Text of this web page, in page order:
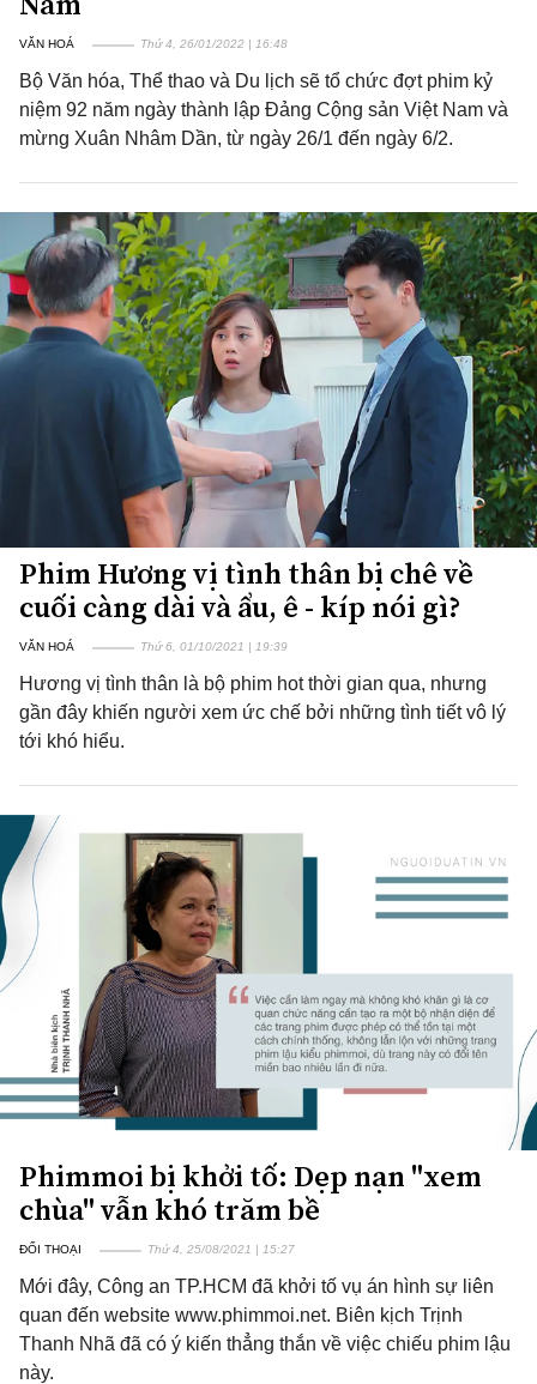
VĂN HOÁ Thứ 4, 26/01/2022 | 16:48
Bộ Văn hóa, Thể thao và Du lịch sẽ tổ chức đợt phim kỷ
niệm 92 năm ngày thành lập Đảng Cộng sản Việt Nam và
mừng Xuân Nhâm Dần, từ ngày 26/1 đến ngày 6/2.
Phim Hương vị tình thân bị chê về
cuối càng dài và ẩu, ê - kíp nói gì?
VĂN HOÁ Thứ 6, 01/10/2021 | 19:39
Hương vị tình thân là bộ phim hot thời gian qua, nhưng
gần đây khiến người xem ức chế bởi những tình tiết vô lý
tới khó hiểu.
Phimmoi bị khởi tố: Dẹp nạn "xem
chùa" vẫn khó trăm bề
ĐỐI THOẠI Thứ 4, 25/08/2021 | 15:27
Mới đây, Công an TP.HCM đã khởi tố vụ án hình sự liên
quan đến website www.phimmoi.net. Biên kịch Trịnh
Thanh Nhã đã có ý kiến thẳng thắn về việc chiếu phim lậu
này.